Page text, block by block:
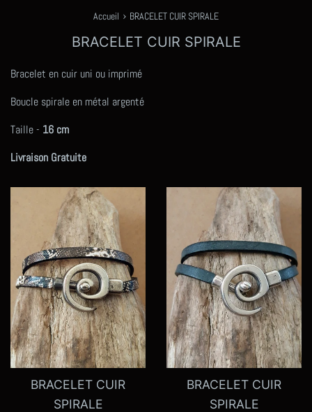
Accueil › BRACELET CUIR SPIRALE
BRACELET CUIR SPIRALE
Bracelet en cuir uni ou imprimé
Boucle spirale en métal argenté
Taille - 16 cm
Livraison Gratuite
BRACELET CUIR
SPIRALE
BRACELET CUIR
SPIRALE